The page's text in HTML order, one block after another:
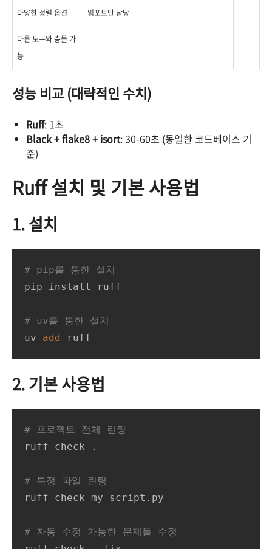
다양한 정렬 옵션 임포트만 담당
다른 도구와 충돌 가
능
성능 비교 (대략적인 수치)
Ruff: 1초
Black + flake8 + isort: 30-60초 (동일한 코드베이스 기
준)
Ruff 설치 및 기본 사용법
1. 설치
# pip를 통한 설치
pip install ruff
# uv를 통한 설치
uv add ruff
2. 기본 사용법
# 프로젝트 전체 린팅
ruff check .
# 특정 파일 린팅
ruff check my_script.py
# 자동 수정 가능한 문제들 수정